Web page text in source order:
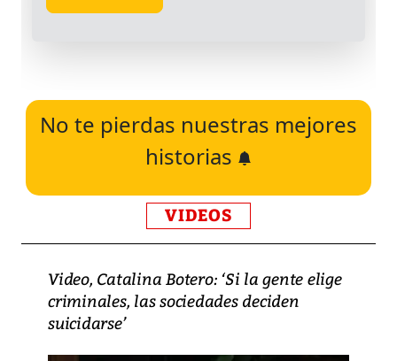
No te pierdas nuestras mejores
historias
VIDEOS
Video, Catalina Botero: ‘Si la gente elige
criminales, las sociedades deciden
suicidarse’